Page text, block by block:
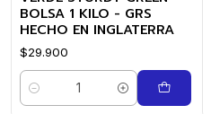
BOLSA 1 KILO - GRS
HECHO EN INGLATERRA
$29.900
Cantidad